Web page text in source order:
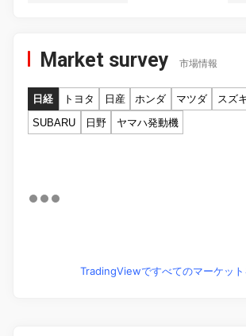
Market survey 市場情報
日経 トヨタ 日産 ホンダ マツダ スズ
SUBARU
日野 ヤマハ発動機
TradingViewですべてのマーケッ